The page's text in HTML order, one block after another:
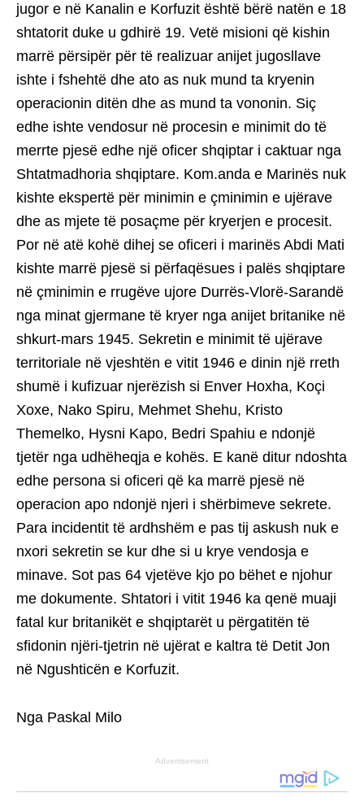
jugor e në Kanalin e Korfuzit është bërë natën e 18
shtatorit duke u gdhirë 19. Vetë misioni që kishin
marrë përsipër për të realizuar anijet jugosllave
ishte i fshehtë dhe ato as nuk mund ta kryenin
operacionin ditën dhe as mund ta vononin. Siç
edhe ishte vendosur në procesin e minimit do të
merrte pjesë edhe një oficer shqiptar i caktuar nga
Shtatmadhoria shqiptare. Kom.anda e Marinës nuk
kishte ekspertë për minimin e çminimin e ujërave
dhe as mjete të posaçme për kryerjen e procesit.
Por në atë kohë dihej se oficeri i marinës Abdi Mati
kishte marrë pjesë si përfaqësues i palës shqiptare
në çminimin e rrugëve ujore Durrës-Vlorë-Sarandë
nga minat gjermane të kryer nga anijet britanike në
shkurt-mars 1945. Sekretin e minimit të ujërave
territoriale në vjeshtën e vitit 1946 e dinin një rreth
shumë i kufizuar njerëzish si Enver Hoxha, Koçi
Xoxe, Nako Spiru, Mehmet Shehu, Kristo
Themelko, Hysni Kapo, Bedri Spahiu e ndonjë
tjetër nga udhëheqja e kohës. E kanë ditur ndoshta
edhe persona si oficeri që ka marrë pjesë në
operacion apo ndonjë njeri i shërbimeve sekrete.
Para incidentit të ardhshëm e pas tij askush nuk e
nxori sekretin se kur dhe si u krye vendosja e
minave. Sot pas 64 vjetëve kjo po bëhet e njohur
me dokumente. Shtatori i vitit 1946 ka qenë muaji
fatal kur britanikët e shqiptarët u përgatitën të
sfidonin njëri-tjetrin në ujërat e kaltra të Detit Jon
në Ngushticën e Korfuzit.
Nga Paskal Milo
Advertisement